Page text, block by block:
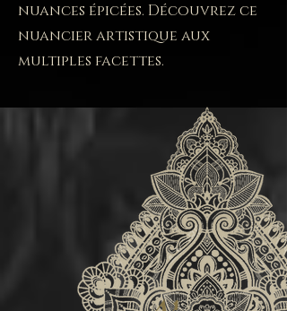
nuances épicées. Découvrez ce
nuancier artistique aux
multiples facettes.